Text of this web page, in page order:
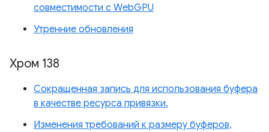
совместимости с WebGPU
Утренние обновления
Хром 138
Сокращенная запись для использования буфера
в качестве ресурса привязки.
Изменения требований к размеру буферов,